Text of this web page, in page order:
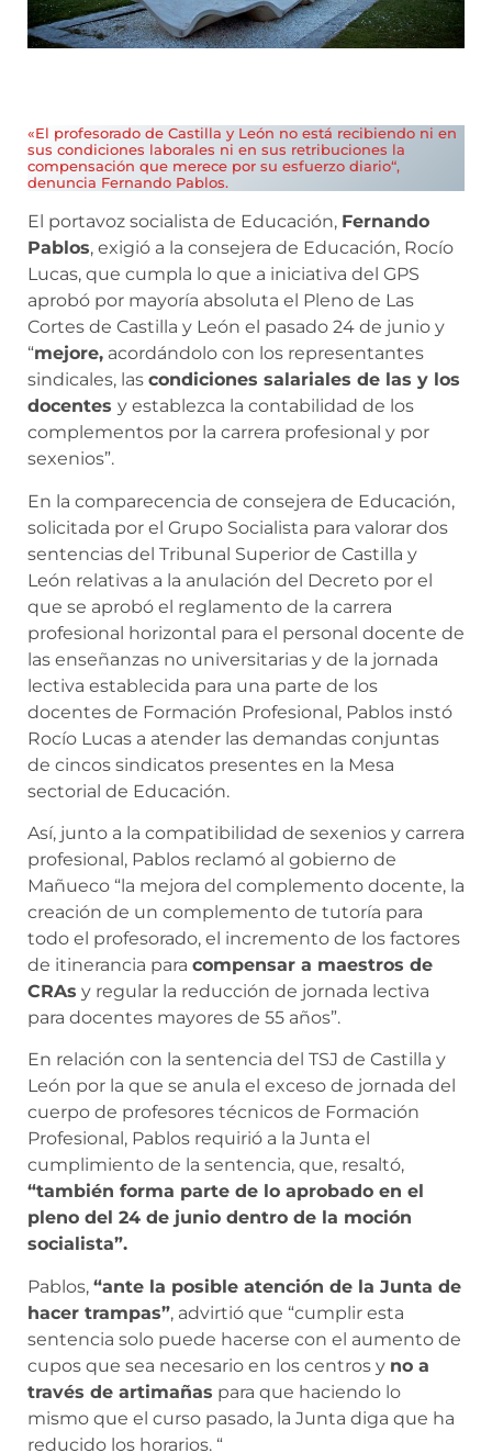
«El profesorado de Castilla y León no está recibiendo ni en
sus condiciones laborales ni en sus retribuciones la
compensación que merece por su esfuerzo diario“,
denuncia Fernando Pablos.
El portavoz socialista de Educación, Fernando
Pablos, exigió a la consejera de Educación, Rocío
Lucas, que cumpla lo que a iniciativa del GPS
aprobó por mayoría absoluta el Pleno de Las
Cortes de Castilla y León el pasado 24 de junio y
“mejore, acordándolo con los representantes
sindicales, las condiciones salariales de las y los
docentes y establezca la contabilidad de los
complementos por la carrera profesional y por
sexenios”.
En la comparecencia de consejera de Educación,
solicitada por el Grupo Socialista para valorar dos
sentencias del Tribunal Superior de Castilla y
León relativas a la anulación del Decreto por el
que se aprobó el reglamento de la carrera
profesional horizontal para el personal docente de
las enseñanzas no universitarias y de la jornada
lectiva establecida para una parte de los
docentes de Formación Profesional, Pablos instó
Rocío Lucas a atender las demandas conjuntas
de cincos sindicatos presentes en la Mesa
sectorial de Educación.
Así, junto a la compatibilidad de sexenios y carrera
profesional, Pablos reclamó al gobierno de
Mañueco “la mejora del complemento docente, la
creación de un complemento de tutoría para
todo el profesorado, el incremento de los factores
de itinerancia para compensar a maestros de
CRAs y regular la reducción de jornada lectiva
para docentes mayores de 55 años”.
En relación con la sentencia del TSJ de Castilla y
León por la que se anula el exceso de jornada del
cuerpo de profesores técnicos de Formación
Profesional, Pablos requirió a la Junta el
cumplimiento de la sentencia, que, resaltó,
“también forma parte de lo aprobado en el
pleno del 24 de junio dentro de la moción
socialista”.
Pablos, “ante la posible atención de la Junta de
hacer trampas”, advirtió que “cumplir esta
sentencia solo puede hacerse con el aumento de
cupos que sea necesario en los centros y no a
través de artimañas para que haciendo lo
mismo que el curso pasado, la Junta diga que ha
reducido los horarios. “